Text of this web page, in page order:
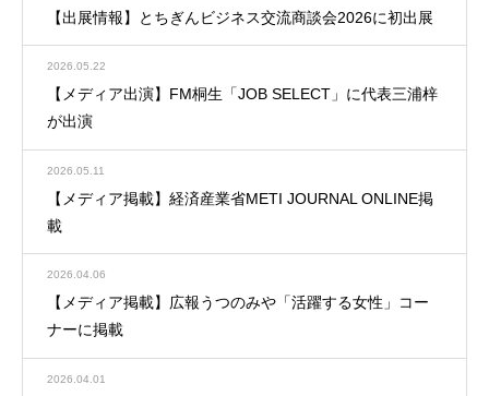
【出展情報】とちぎんビジネス交流商談会2026に初出展
2026.05.22
【メディア出演】FM桐生「JOB SELECT」に代表三浦梓
が出演
2026.05.11
【メディア掲載】経済産業省METI JOURNAL ONLINE掲
載
2026.04.06
【メディア掲載】広報うつのみや「活躍する女性」コー
ナーに掲載
2026.04.01